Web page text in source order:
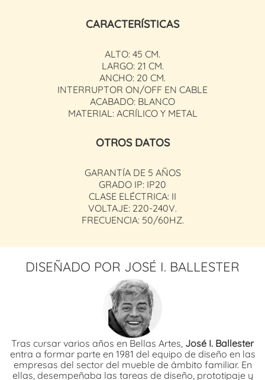
CARACTERÍSTICAS
ALTO: 45 CM.
LARGO: 21 CM.
ANCHO: 20 CM.
INTERRUPTOR ON/OFF EN CABLE
ACABADO: BLANCO
MATERIAL: ACRÍLICO Y METAL
OTROS DATOS
GARANTÍA DE 5 AÑOS
GRADO IP: IP20
CLASE ELÉCTRICA: II
VOLTAJE: 220-240V.
FRECUENCIA: 50/60HZ.
DISEÑADO POR JOSÉ I. BALLESTER
Tras cursar varios años en Bellas Artes, José I. Ballester
entra a formar parte en 1981 del equipo de diseño en las
empresas del sector del mueble de ámbito familiar. En
ellas, desempeñaba las tareas de diseño, prototipaje y